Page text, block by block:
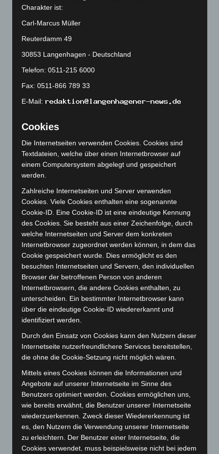
Januar 2025 (88)
Dezember 2024(89)
November 2024(94)
Mai 2024 (149)
März 2024(103)
Februar 2024(103)
Dezember 2023(130)
November 2023(130)
Oktober 2023(114)
August 2023(134)
Juli 2023(118)
Juni 2023(142)
Mai 2023(139)
April 2023 (155)
Februar 2023
(154)
Januar 2023(140)
Dezember 2022(130)
November 2022(167)
Oktober 2022(166)
September 2022(205)
August 2022(166)
Juli 2022(133)
Charakter ist:
Carl-Marcus Müller
Reuterdamm 49
30853 Langenhagen - Deutschland
Telefon: 0511-215 6000
Fax: 0511-866 789 33
E-Mail:
Cookies
Die Internetseiten verwenden Cookies. Cookies sind
Textdateien, welche über einen Internetbrowser auf
einem Computersystem abgelegt und gespeichert
werden.
Zahlreiche Internetseiten und Server verwenden
Cookies. Viele Cookies enthalten eine sogenannte
Cookie-ID. Eine Cookie-ID ist eine eindeutige Kennung
des Cookies. Sie besteht aus einer Zeichenfolge, durch
welche Internetseiten und Server dem konkreten
Internetbrowser zugeordnet werden können, in dem das
Cookie gespeichert wurde. Dies ermöglicht es den
besuchten Internetseiten und Servern, den individuellen
Browser der betroffenen Person von anderen
Internetbrowsern, die andere Cookies enthalten, zu
unterscheiden. Ein bestimmter Internetbrowser kann
über die eindeutige Cookie-ID wiedererkannt und
identifiziert werden.
Durch den Einsatz von Cookies kann den Nutzern dieser
Internetseite nutzerfreundlichere Services bereitstellen,
die ohne die Cookie-Setzung nicht möglich wären.
Mittels eines Cookies können die Informationen und
Angebote auf unserer Internetseite im Sinne des
Benutzers optimiert werden. Cookies ermöglichen uns,
wie bereits erwähnt, die Benutzer unserer Internetseite
wiederzuerkennen. Zweck dieser Wiedererkennung ist
es, den Nutzern die Verwendung unserer Internetseite
zu erleichtern. Der Benutzer einer Internetseite, die
Cookies verwendet, muss beispielsweise nicht bei jedem